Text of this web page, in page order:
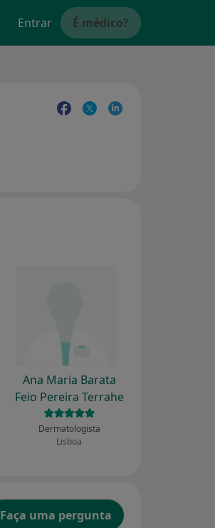
Entrar É médico?
Ana Maria Barata
Feio Pereira Terrahe
Dermatologista
Lisboa
Faça uma pergunta